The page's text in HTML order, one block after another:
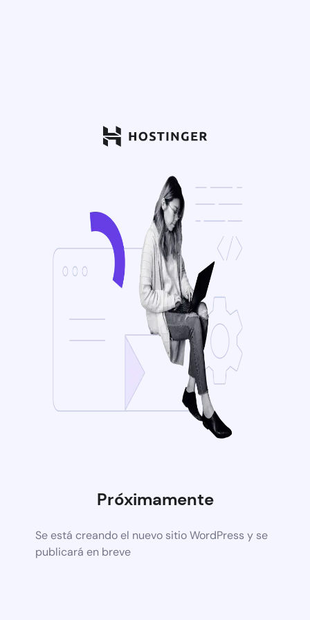
Próximamente
Se está creando el nuevo sitio WordPress y se
publicará en breve